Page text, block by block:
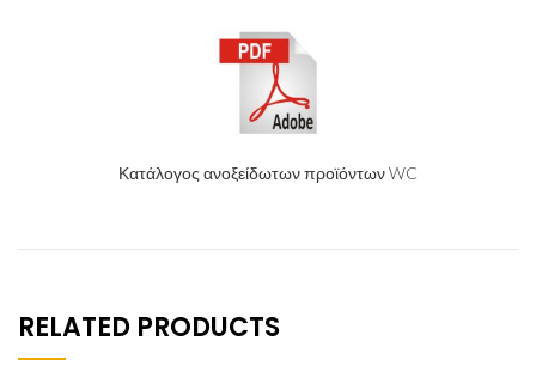
Κατάλογος ανοξείδωτων προϊόντων WC
RELATED PRODUCTS